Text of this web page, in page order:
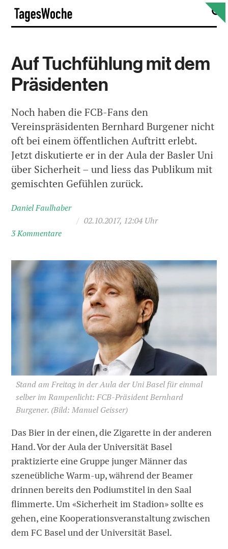
Skip
content
Auf Tuchfühlung mit dem
Präsidenten
Noch haben die FCB-Fans den
Vereinspräsidenten Bernhard Burgener nicht
oft bei einem öffentlichen Auftritt erlebt.
Jetzt diskutierte er in der Aula der Basler Uni
über Sicherheit – und liess das Publikum mit
gemischten Gefühlen zurück.
Daniel Faulhaber
/ 02.10.2017, 12:04 Uhr
3 Kommentare
Stand am Freitag in der Aula der Uni Basel für einmal
selber im Rampenlicht: FCB-Präsident Bernhard
Burgener. (Bild: Manuel Geisser)
Das Bier in der einen, die Zigarette in der anderen
Hand. Vor der Aula der Universität Basel
praktizierte eine Gruppe junger Männer das
szeneübliche Warm-up, während der Beamer
drinnen bereits den Podiumstitel in den Saal
flimmerte. Um «Sicherheit im Stadion» sollte es
gehen, eine Kooperationsveranstaltung zwischen
dem FC Basel und der Universität Basel.